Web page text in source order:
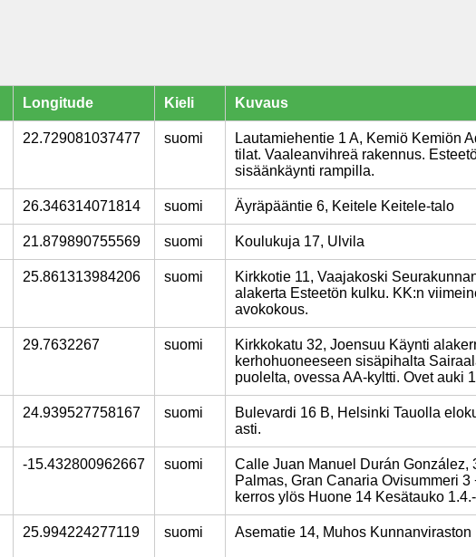
Longitude Kieli Kuvaus
22.729081037477 suomi
Lautamiehentie 1 A, Kemiö Kemiön
tilat. Vaaleanvihreä rakennus.
sisäänkäynti rampilla.
26.346314071814 suomi Äyräpääntie 6, Keitele Keitele-talo
21.879890755569 suomi Koulukuja 17, Ulvila
25.861313984206 suomi
Kirkkotie 11, Vaajakoski
alakerta Esteetön kulku. KK:n
avokokous.
29.7632267 suomi
Kirkkokatu 32, Joensuu Käynti
kerhohuoneeseen sisäpihalta
puolelta, ovessa AA-kyltti. Ovet auki
24.939527758167 suomi
Bulevardi 16 B, Helsinki Tauolla
asti.
-15.432800962667 suomi
Calle Juan Manuel Durán González,
Palmas, Gran Canaria Ovisummeri 3
kerros ylös Huone 14 Kesätauko
25.994224277119 suomi Asematie 14, Muhos Kunnanviraston